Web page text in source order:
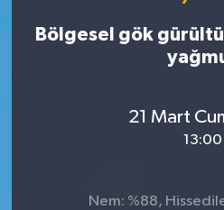
Bölgesel gök
21 Mart
13:00
Nem: %88,